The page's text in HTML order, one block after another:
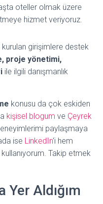
oteller olmak üzere
hizmet veriyoruz.
kurulan girişimlere destek
proje yönetimi,
ile ilgili danışmanlık
konusu da çok eskiden
kişisel blogum ve Çeyrek
paylaşmaya
ise LinkedIn‘i hem
Takip etmek
Aldığım